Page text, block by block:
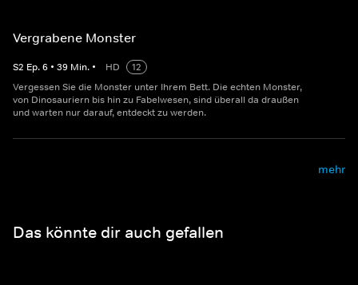
Vergrabene Monster
S2 Ep.6 • 39 Min. • HD
12
Vergessen Sie die Monster unter Ihrem Bett. Die echten Monster,
von Dinosauriern bis hin zu Fabelwesen, sind überall da draußen
und warten nur darauf, entdeckt zu werden.
mehr
Das könnte dir auch gefallen